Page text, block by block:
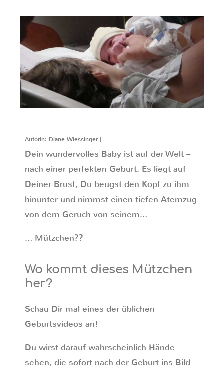
Autorin: Diane Wiessinger |
Dein wundervolles Baby ist auf der Welt –
nach einer perfekten Geburt. Es liegt auf
Deiner Brust, Du beugst den Kopf zu ihm
hinunter und nimmst einen tiefen Atemzug
von dem Geruch von seinem…
… Mützchen??
Wo kommt dieses Mützchen
her?
Schau Dir mal eines der üblichen
Geburtsvideos an!
Du wirst darauf wahrscheinlich Hände
sehen, die sofort nach der Geburt ins Bild